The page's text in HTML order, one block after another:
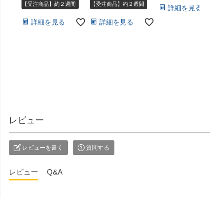
【受注商品】約２週間
詳細を見る
【受注商品】約２週間
詳細を見る
詳細を見る
レビュー
レビューを書く 質問する
レビュー Q&A